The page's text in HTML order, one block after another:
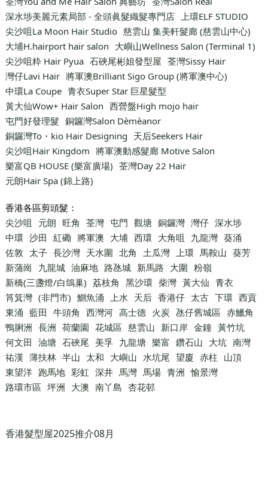
深水埗美麗元素局部 - 全頭眞髮織髮專門店
上環ELF STUDIO
尖沙咀La Moon Hair Studio 慈雲山 集美軒髮廊 (慈雲山中心)
大埔H.hairport hair salon 大嶼山Wellness Salon (Terminal 1)
尖沙咀粋 Hair Pyua 石硤尾彬姐發型屋 荃灣Sissy Hair
灣仔Lavi Hair 將軍澳Brilliant Sigo Group (將軍澳中心)
中環La Coupe 青衣Super Star 巨星髮型
黃大仙Wow+ Hair Salon 西營盤High mojo hair
屯門好發理髮 銅鑼灣Salon Dèmèanor
銅鑼灣To・kio Hair Designing 天后Seekers Hair
尖沙咀Hair Kingdom 將軍澳動感髮廊 Motive Salon
樂富QB HOUSE (樂富廣場) 荃灣Day 22 Hair
元朗Hair Spa (錦上路)
香港各區剪頭髮：
尖沙咀
元朗 旺角 荃灣 屯門 觀塘 銅鑼灣 灣仔 深水埗
中環 沙田 紅磡 將軍澳 大埔 西環 大角咀 九龍灣 葵涌
佐敦 太子 長沙灣 天水圍 北角 土瓜灣 上環 馬鞍山 葵芳
新蒲崗
九龍城 油麻地 路氹城 新馬路 大圍 粉嶺
新橋(三盞燈/白鴿巢) 荔枝角 黑沙環 柴灣 黃大仙 青衣
筲箕灣 (非門市) 鰂魚涌 上水 天后 香港仔 太古 下環 西貢
東涌 藍田 牛頭角 西灣河 高士德 火炭 氹仔舊城區 赤鱲角
鴨脷洲 長洲 荷蘭園 花城區 慈雲山 新口岸 金鐘 黃竹坑
何文田 油塘 石硤尾 美孚 九龍塘 樂富 鑽石山 大坑 南灣
祐漢 薄扶林 半山 太和 大嶼山 水坑尾 望廈 赤柱 山頂
東望洋 跑馬地 彩虹 深井 馬灣 馬場 青洲 愉景灣
路環市區 坪洲 大澳 南丫島 杏花邨
香港髮型屋2025推介08月